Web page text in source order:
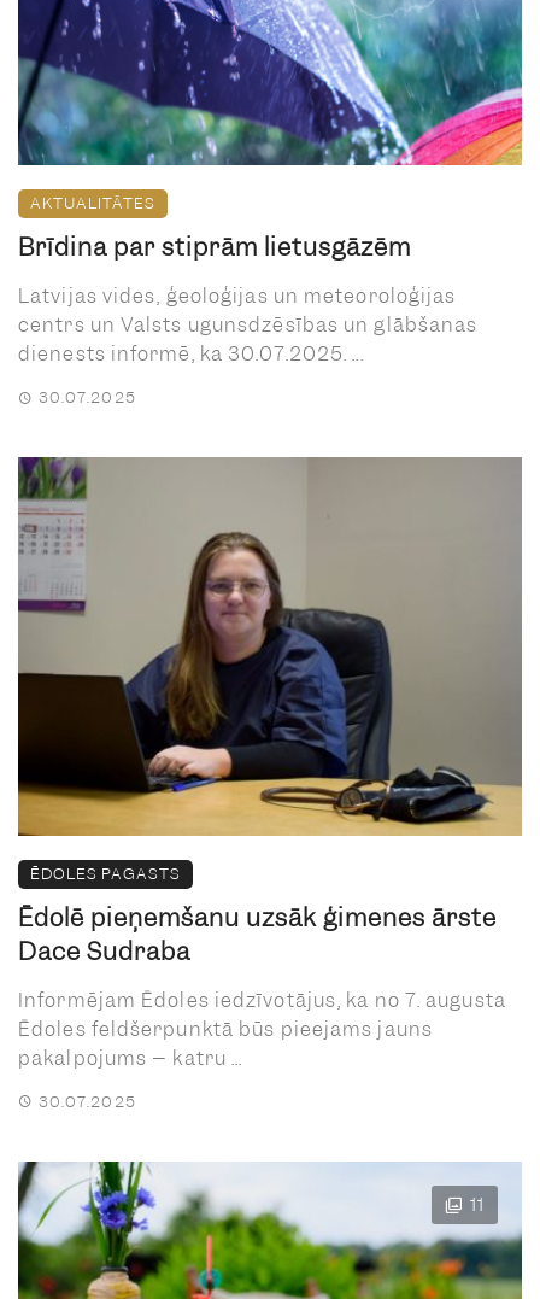
AKTUALITĀTES
Brīdina par stiprām lietusgāzēm
Latvijas vides, ģeoloģijas un meteoroloģijas
centrs un Valsts ugunsdzēsības un glābšanas
dienests informē, ka 30.07.2025. ...
30.07.2025
ĒDOLES PAGASTS
Ēdolē pieņemšanu uzsāk ģimenes ārste
Dace Sudraba
Informējam Ēdoles iedzīvotājus, ka no 7. augusta
Ēdoles feldšerpunktā būs pieejams jauns
pakalpojums – katru ...
30.07.2025
11